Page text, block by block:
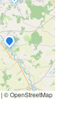
| © OpenStreetMap